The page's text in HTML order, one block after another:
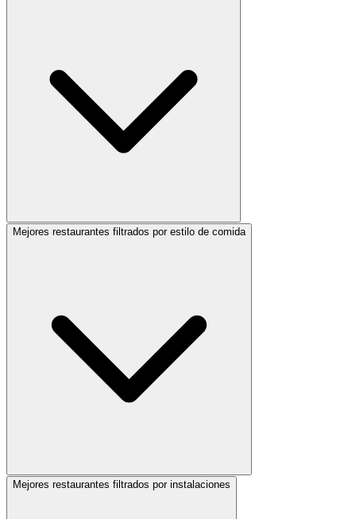
Mejores restaurantes filtrados por estilo de comida
Mejores restaurantes filtrados por instalaciones